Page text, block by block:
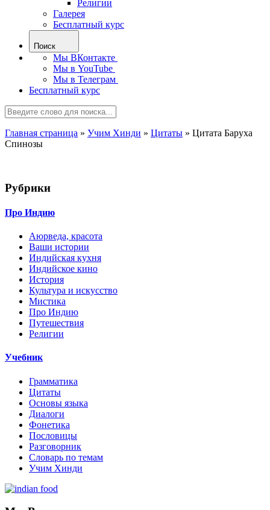
Религии
Галерея
Бесплатный курс
Поиск
Мы ВКонтакте
Мы в YouTube
Мы в Телеграм
Бесплатный курс
Главная страница » Учим Хинди » Цитаты » Цитата Баруха
Спинозы
Рубрики
Про Индию
Аюрведа, красота
Ваши истории
Индийская кухня
Индийское кино
История
Культура и искусство
Мистика
Про Индию
Путешествия
Религии
Учебник
Грамматика
Цитаты
Основы языка
Диалоги
Фонетика
Пословицы
Разговорник
Словарь по темам
Учим Хинди